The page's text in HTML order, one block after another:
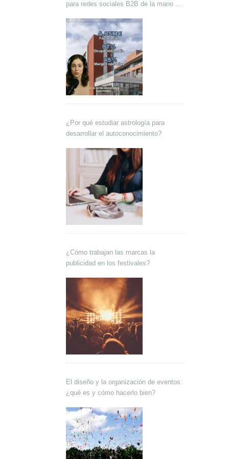
para redes sociales B2B de la mano de
¿Por qué estudiar astrología para
desarrollar el autoconocimiento?
¿Cómo trabajan las marcas la
publicidad en los festivales?
El diseño y la organización de eventos:
¿qué es y cómo hacerlo bien?